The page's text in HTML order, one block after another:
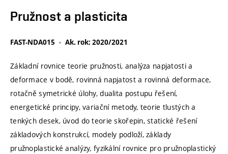
Pružnost a plasticita
FAST-NDA015 Ak. rok: 2020/2021
Základní rovnice teorie pružnosti, analýza napjatosti a
deformace v bodě, rovinná napjatost a rovinná deformace,
rotačně symetrické úlohy, dualita postupu řešení,
energetické principy, variační metody, teorie tlustých a
tenkých desek, úvod do teorie skořepin, statické řešení
základových konstrukcí, modely podloží, základy
pružnoplastické analýzy, fyzikální rovnice pro pružnoplastický